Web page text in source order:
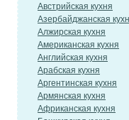
Австрийская кухня
Азербайджанская
Алжирская кухня
Американская кухня
Английская кухня
Арабская кухня
Аргентинская кухня
Армянская кухня
Африканская кухня